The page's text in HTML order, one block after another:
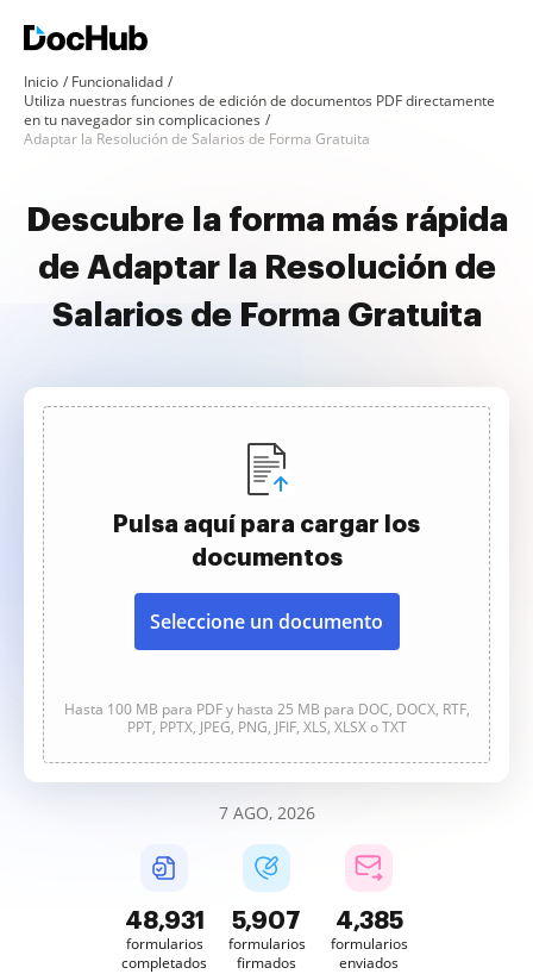
Inicio
Funcionalidad
Utiliza nuestras funciones de edición de documentos PDF directamente
en tu navegador sin complicaciones
Adaptar la Resolución de Salarios de Forma Gratuita
Descubre la forma más rápida
de Adaptar la Resolución de
Salarios de Forma Gratuita
Pulsa aquí para cargar los
documentos
Seleccione un documento
Hasta 100 MB para PDF y hasta 25 MB para DOC, DOCX, RTF,
PPT, PPTX, JPEG, PNG, JFIF, XLS, XLSX o TXT
7 AGO, 2026
48,932
formularios
completados
5,907
formularios
firmados
4,385
formularios
enviados